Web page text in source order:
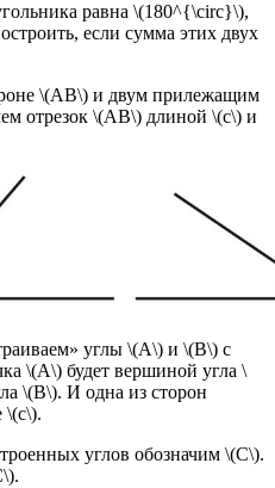
равна \(180^{\circ}\),
если сумма этих двух
\(AB\) и двум прилежащим
отрезок \(AB\) длиной \(c\) и
углы \(A\) и \(B\) с
\(A\) будет вершиной угла \
\(B\). И одна из сторон
\(c\).
углов обозначим \(C\).